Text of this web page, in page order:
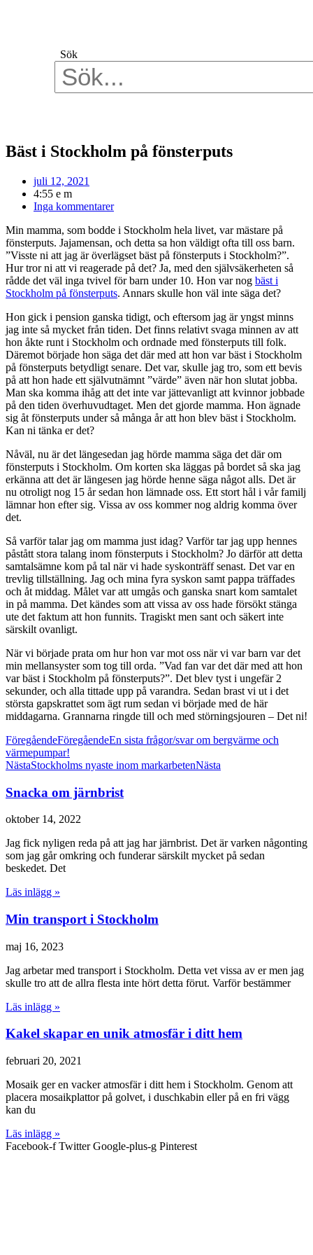
Sök
Bäst i Stockholm på fönsterputs
juli 12, 2021
4:55 e m
Inga kommentarer
Min mamma, som bodde i Stockholm hela livet, var mästare på
fönsterputs. Jajamensan, och detta sa hon väldigt ofta till oss barn.
”Visste ni att jag är överlägset bäst på fönsterputs i Stockholm?”.
Hur tror ni att vi reagerade på det? Ja, med den självsäkerheten så
rådde det väl inga tvivel för barn under 10. Hon var nog bäst i
Stockholm på fönsterputs. Annars skulle hon väl inte säga det?
Hon gick i pension ganska tidigt, och eftersom jag är yngst minns
jag inte så mycket från tiden. Det finns relativt svaga minnen av att
hon åkte runt i Stockholm och ordnade med fönsterputs till folk.
Däremot började hon säga det där med att hon var bäst i Stockholm
på fönsterputs betydligt senare. Det var, skulle jag tro, som ett bevis
på att hon hade ett självutnämnt ”värde” även när hon slutat jobba.
Man ska komma ihåg att det inte var jättevanligt att kvinnor jobbade
på den tiden överhuvudtaget. Men det gjorde mamma. Hon ägnade
sig åt fönsterputs under så många år att hon blev bäst i Stockholm.
Kan ni tänka er det?
Nåväl, nu är det längesedan jag hörde mamma säga det där om
fönsterputs i Stockholm. Om korten ska läggas på bordet så ska jag
erkänna att det är längesen jag hörde henne säga något alls. Det är
nu otroligt nog 15 år sedan hon lämnade oss. Ett stort hål i vår familj
lämnar hon efter sig. Vissa av oss kommer nog aldrig komma över
det.
Så varför talar jag om mamma just idag? Varför tar jag upp hennes
påstått stora talang inom fönsterputs i Stockholm? Jo därför att detta
samtalsämne kom på tal när vi hade syskonträff senast. Det var en
trevlig tillställning. Jag och mina fyra syskon samt pappa träffades
och åt middag. Målet var att umgås och ganska snart kom samtalet
in på mamma. Det kändes som att vissa av oss hade försökt stänga
ute det faktum att hon funnits. Tragiskt men sant och säkert inte
särskilt ovanligt.
När vi började prata om hur hon var mot oss när vi var barn var det
min mellansyster som tog till orda. ”Vad fan var det där med att hon
var bäst i Stockholm på fönsterputs?”. Det blev tyst i ungefär 2
sekunder, och alla tittade upp på varandra. Sedan brast vi ut i det
största gapskrattet som ägt rum sedan vi började med de här
middagarna. Grannarna ringde till och med störningsjouren – Det ni!
FöregåendeFöregåendeEn sista frågor/svar om bergvärme och
värmepumpar!
NästaStockholms nyaste inom markarbetenNästa
Snacka om järnbrist
oktober 14, 2022
Jag fick nyligen reda på att jag har järnbrist. Det är varken någonting
som jag går omkring och funderar särskilt mycket på sedan
beskedet. Det
Läs inlägg »
Min transport i Stockholm
maj 16, 2023
Jag arbetar med transport i Stockholm. Detta vet vissa av er men jag
skulle tro att de allra flesta inte hört detta förut. Varför bestämmer
Läs inlägg »
Kakel skapar en unik atmosfär i ditt hem
februari 20, 2021
Mosaik ger en vacker atmosfär i ditt hem i Stockholm. Genom att
placera mosaikplattor på golvet, i duschkabin eller på en fri vägg
kan du
Läs inlägg »
Facebook-f Twitter Google-plus-g Pinterest